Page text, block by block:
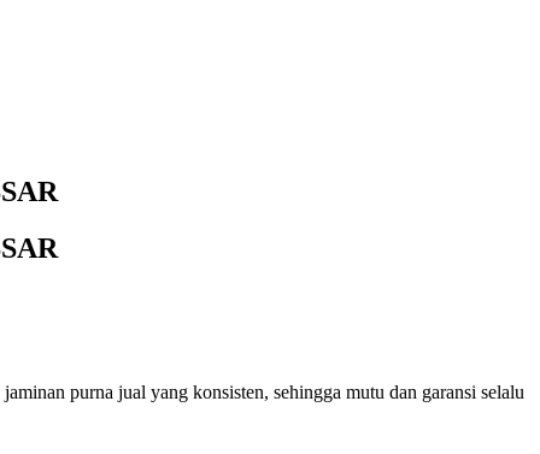
purna jual yang konsisten, sehingga mutu dan garansi selalu